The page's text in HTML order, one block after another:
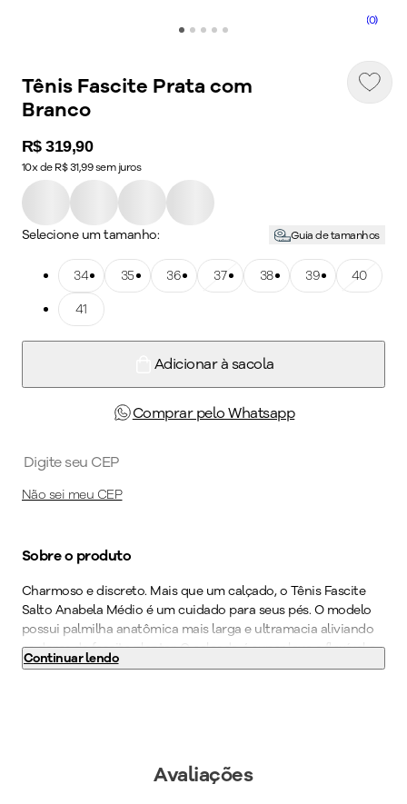
(0)
Tênis Fascite Prata com
Branco
Price:
R$ 319,90
10x de R$ 31,99 sem juros
Selecione um tamanho: Guia de tamanhos
Tamanho: 34
34Tamanho: 35
35Tamanho: 36
36Tamanho: 37
37Tamanho: 38
38Tamanho: 39
39Tamanho: 40
40
Tamanho: 41
41
Adicionar à sacola
Comprar pelo Whatsapp
Não sei meu CEP
Sobre o produto
Charmoso e discreto. Mais que um calçado, o Tênis Fascite
Salto Anabela Médio é um cuidado para seus pés. O modelo
possui palmilha anatômica mais larga e ultramacia aliviando
as dores da fascite plantar. O calçado é super leve e flexível e
ainda possui acabamento superconforto, espuma fofinha no
de formas com medidas especiais. O calce fácil traz liberdade
no dia a dia, não sendo preciso usar as mãos para colocá-lo.
Continuar lendo
Avaliações